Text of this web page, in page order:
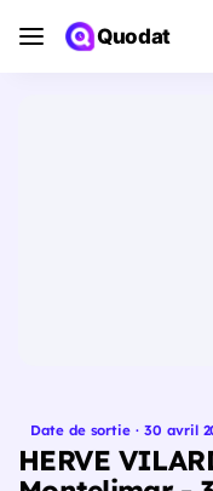
Quodat
Date de sortie · 30 avril
HERVE